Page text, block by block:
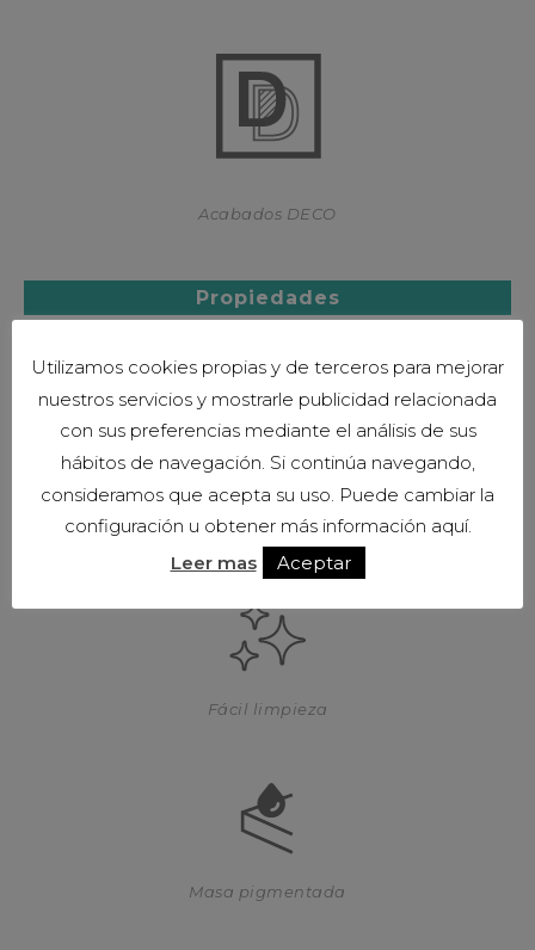
Acabados DECO
Propiedades
Garantía 3 años *
Fácil limpieza
Masa pigmentada
Utilizamos cookies propias y de terceros para mejorar
nuestros servicios y mostrarle publicidad relacionada
con sus preferencias mediante el análisis de sus
hábitos de navegación. Si continúa navegando,
consideramos que acepta su uso. Puede cambiar la
configuración u obtener más información aquí.
Leer mas
Aceptar